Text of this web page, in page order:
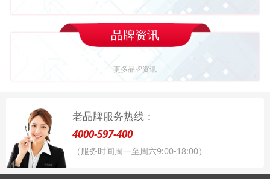
品牌资讯
更多品牌资讯
老品牌服务热线：
4000-597-400
（服务时间周一至周六9:00-18:00）